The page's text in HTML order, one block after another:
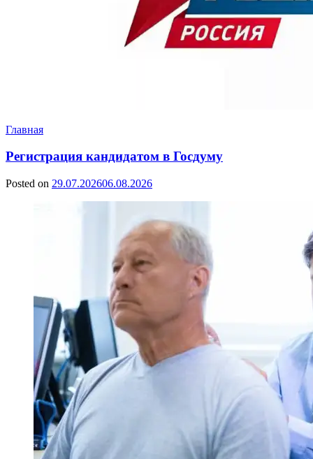
Главная
Регистрация кандидатом в Госдуму
Posted on 29.07.202606.08.2026